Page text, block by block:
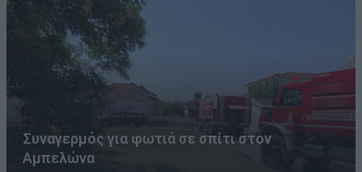
Συναγερμός για φωτιά σε σπίτι στον
Αμπελώνα